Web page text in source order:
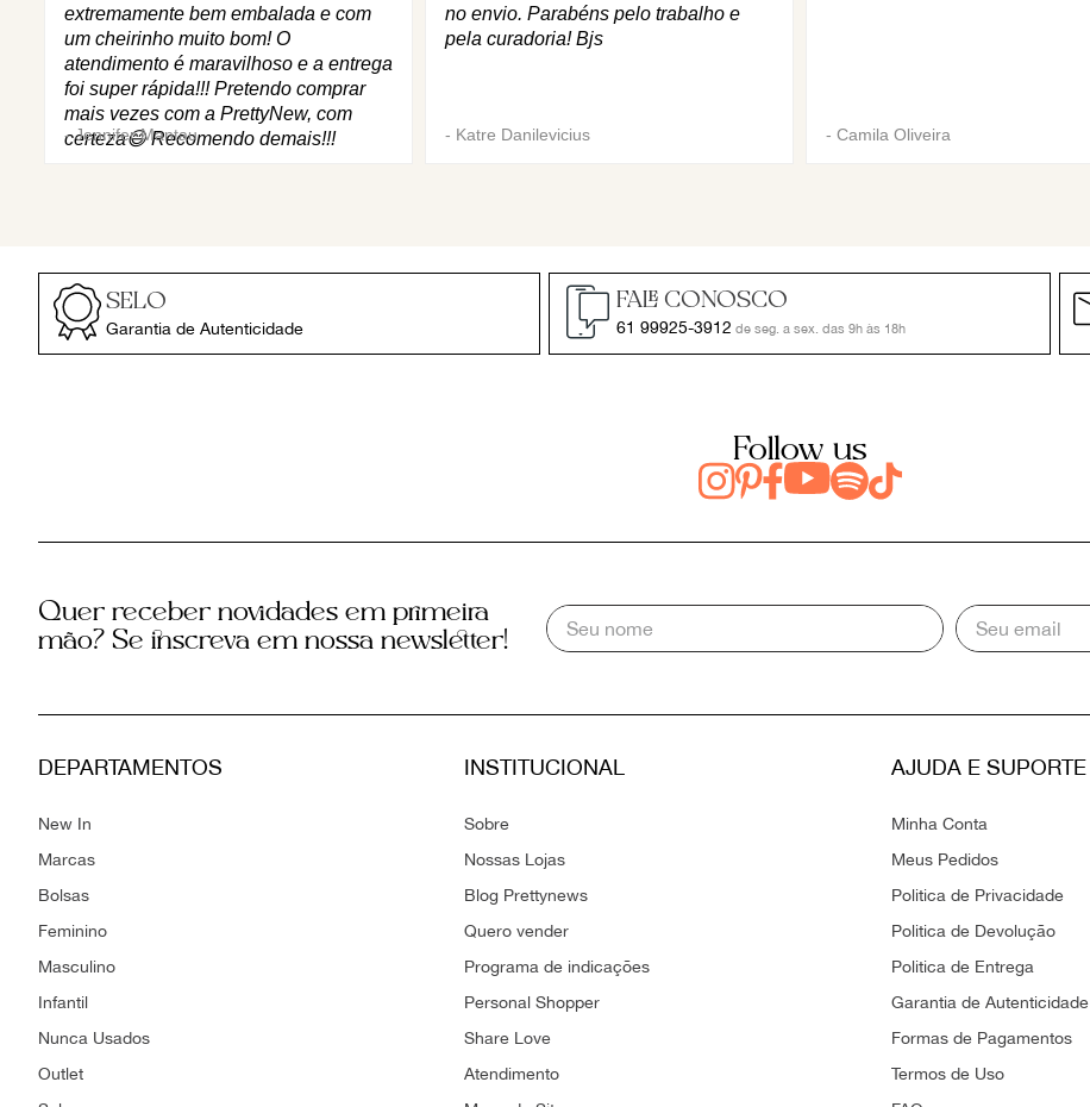
extremamente bem embalada e com
um cheirinho muito bom! O
atendimento é maravilhoso e a entrega
foi super rápida!!! Pretendo comprar
mais vezes com a PrettyNew, com
certeza😄 Recomendo demais!!!
-Jennifer Mantau
no envio. Parabéns pelo trabalho e
pela curadoria! Bjs
- Katre Danilevicius - Camila Oliveira
SELO
Garantia de Autenticidade
FALE CONOSCO
61 99925-3912 de seg. a sex. das 9h às 18h
Follow us
Quer receber novidades em primeira
mão? Se inscreva em nossa newsletter!
DEPARTAMENTOS
New In
Marcas
Bolsas
Feminino
Masculino
Infantil
Nunca Usados
Outlet
INSTITUCIONAL
Sobre
Nossas Lojas
Blog Prettynews
Quero vender
Programa de indicações
Personal Shopper
Share Love
Atendimento
AJUDA E SUPORTE
Minha Conta
Meus Pedidos
Politica de Privacidade
Politica de Devolução
Politica de Entrega
Garantia de Autenticidade
Formas de Pagamentos
Termos de Uso